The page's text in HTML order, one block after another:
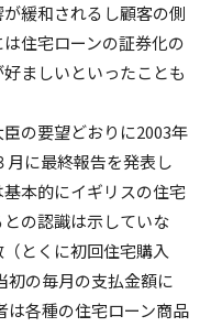
緩和されるし顧客の側
住宅ローンの証券化の
ましいといったことも
の要望どおりに2003年
月に最終報告を発表し
本的にイギリスの住宅
の認識は示していな
とくに初回住宅購入
初の毎月の支払金額に
各種の住宅ローン商品